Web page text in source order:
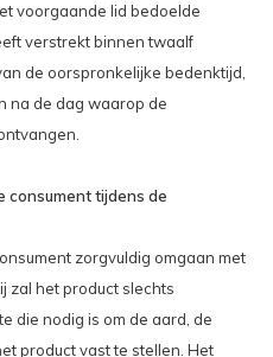
voorgaande lid bedoelde
verstrekt binnen twaalf
de oorspronkelijke bedenktijd,
na de dag waarop de
consument tijdens de
zorgvuldig omgaan met
zal het product slechts
die nodig is om de aard, de
product vast te stellen. Het